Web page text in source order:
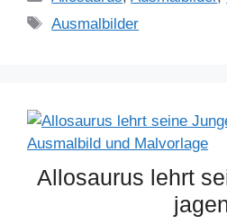
Schlagwörter
Ausmalbilder
Allosaurus lehrt